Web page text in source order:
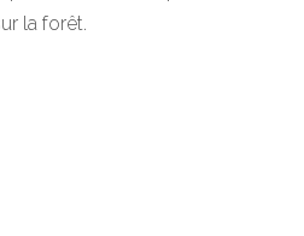
la forêt.